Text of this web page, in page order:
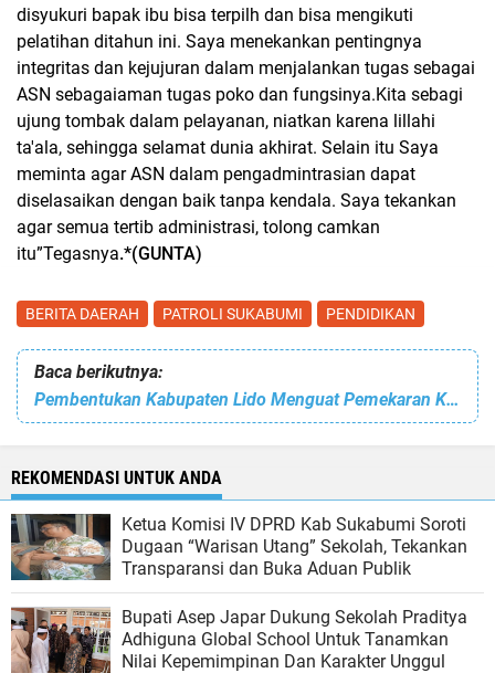
disyukuri bapak ibu bisa terpilh dan bisa mengikuti
pelatihan ditahun ini. Saya menekankan pentingnya
integritas dan kejujuran dalam menjalankan tugas sebagai
ASN sebagaiaman tugas poko dan fungsinya.Kita sebagi
ujung tombak dalam pelayanan, niatkan karena lillahi
ta'ala, sehingga selamat dunia akhirat. Selain itu Saya
meminta agar ASN dalam pengadmintrasian dapat
diselasaikan dengan baik tanpa kendala. Saya tekankan
agar semua tertib administrasi, tolong camkan
itu”Tegasnya.*(GUNTA)
BERITA DAERAH PATROLI SUKABUMI PENDIDIKAN
Baca berikutnya:
Pembentukan Kabupaten Lido Menguat Pemekaran Kabupaten Sukabumi Utara Terganjal Moratorium Belum Dicabut
REKOMENDASI UNTUK ANDA
Ketua Komisi IV DPRD Kab Sukabumi Soroti
Dugaan “Warisan Utang” Sekolah, Tekankan
Transparansi dan Buka Aduan Publik
Bupati Asep Japar Dukung Sekolah Praditya
Adhiguna Global School Untuk Tanamkan
Nilai Kepemimpinan Dan Karakter Unggul